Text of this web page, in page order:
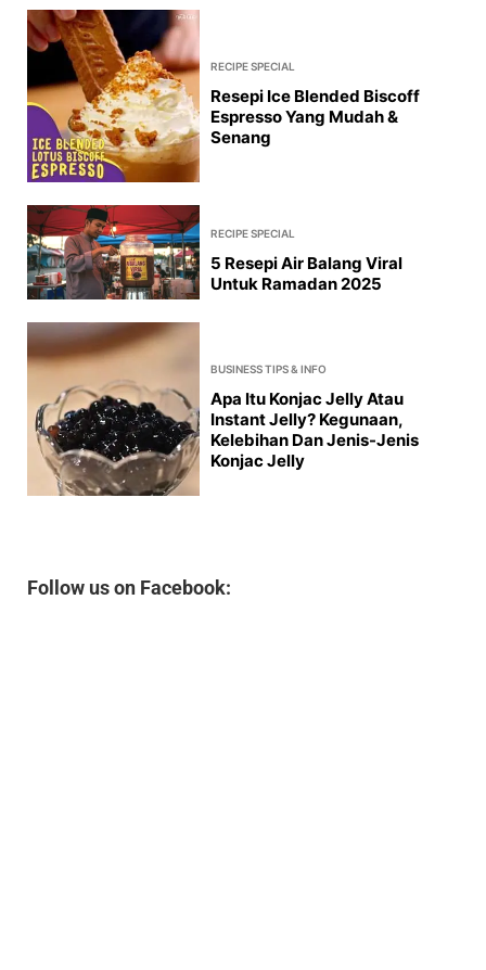
RECIPE SPECIAL
Resepi Ice Blended Biscoff
Espresso Yang Mudah &
Senang
RECIPE SPECIAL
5 Resepi Air Balang Viral
Untuk Ramadan 2025
BUSINESS TIPS & INFO
Apa Itu Konjac Jelly Atau
Instant Jelly? Kegunaan,
Kelebihan Dan Jenis-Jenis
Konjac Jelly
Follow us on Facebook: